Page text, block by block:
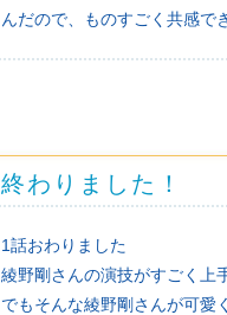
んだので、ものすごく共感で
終わりました！
1話おわりました
綾野剛さんの演技がすごく上
でもそんな綾野剛さんが可愛